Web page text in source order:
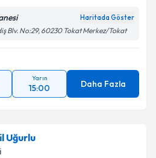
Haritada Göster
Blv. No:29, 60230 Tokat Merkez/Tokat
Yarın
15:00 Daha Fazla
Uğurlu